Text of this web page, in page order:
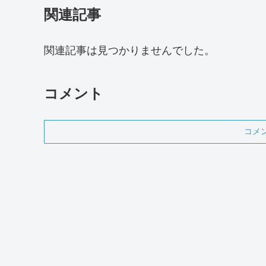
関連記事
関連記事は見つかりませんでした。
コメント
コメ